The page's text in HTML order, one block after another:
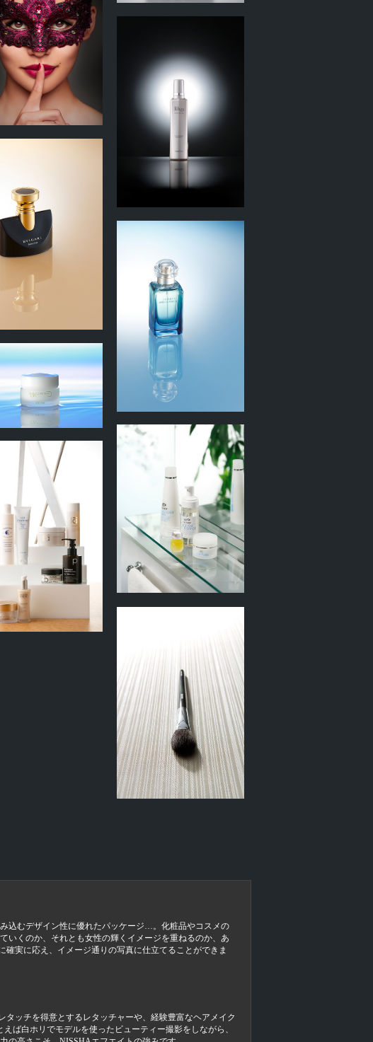
込むデザイン性に優れたパッケージ…。化粧品やコスメの
いくのか、それとも女性の輝くイメージを重ねるのか、あ
実に応え、イメージ通りの写真に仕立てることができま
ッチを得意とするレタッチャーや、経験豊富なヘアメイク
ば白ホリでモデルを使ったビューティー撮影をしながら、